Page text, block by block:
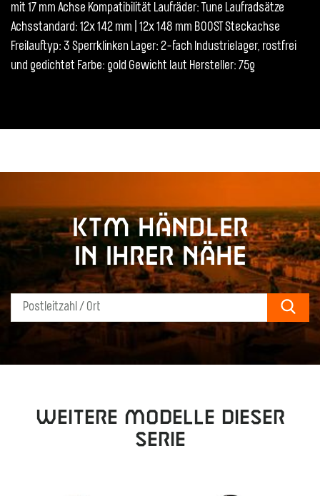
mit 17 mm Achse Kompatibilität Laufräder: Tune Laufradsätze
Achsstandard: 12x 142 mm | 12x 148 mm BOOST Steckachse
Freilauftyp: 3 Sperrklinken Lager: 2-fach Industrielager, rostfrei
und gedichtet Farbe: gold Gewicht laut Hersteller: 75g
KTM Händler
in Ihrer Nähe
Weitere Modelle dieser
Serie